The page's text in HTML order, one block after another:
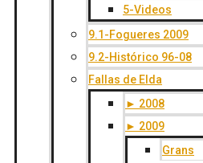
5-Videos
9.1-Fogueres 2009
9.2-Histórico 96-08
Fallas de Elda
► 2008
► 2009
Grans